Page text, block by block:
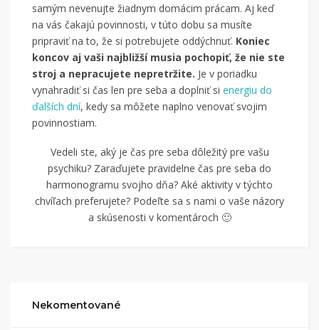
samým nevenujte žiadnym domácim prácam. Aj keď
na vás čakajú povinnosti, v túto dobu sa musíte
pripraviť na to, že si potrebujete oddýchnuť. Koniec
koncov aj vaši najbližší musia pochopiť, že nie ste
stroj a nepracujete nepretržite. Je v poriadku
vynahradiť si čas len pre seba a doplniť si energiu do
ďalších dní, kedy sa môžete naplno venovať svojim
povinnostiam.
Vedeli ste, aký je čas pre seba dôležitý pre vašu
psychiku? Zaraďujete pravidelne čas pre seba do
harmonogramu svojho dňa? Aké aktivity v týchto
chvíľach preferujete? Podeľte sa s nami o vaše názory
a skúsenosti v komentároch 🙂
Nekomentované